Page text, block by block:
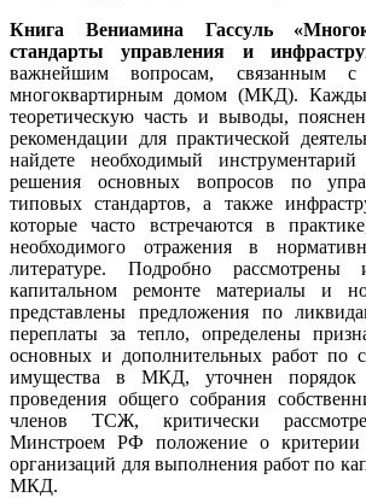
Книга Вениамина Гассуль
стандарты управления и
важнейшим вопросам,
многоквартирным домом (МКД).
теоретическую часть и выводы,
рекомендации для практической
найдете необходимый
решения основных вопросов по
типовых стандартов, а также
которые часто встречаются в
необходимого отражения в
литературе. Подробно рассмотрены
капитальном ремонте материалы и
представлены предложения по
переплаты за тепло, определены
основных и дополнительных работ по
имущества в МКД, уточнен порядок
проведения общего собрания
членов ТСЖ, критически
Минстроем РФ положение о критерии
организаций для выполнения работ по
МКД.